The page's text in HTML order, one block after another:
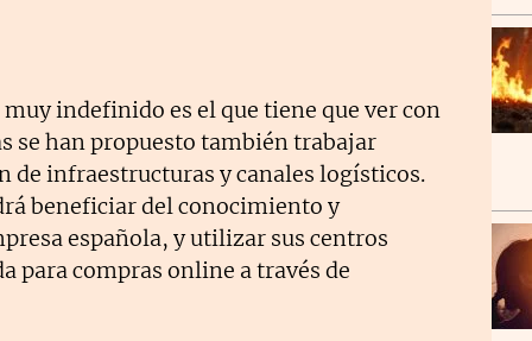
indefinido es el que tiene que ver con
se han propuesto también trabajar
de infraestructuras y canales logísticos.
beneficiar del conocimiento y
española, y utilizar sus centros
para compras online a través de